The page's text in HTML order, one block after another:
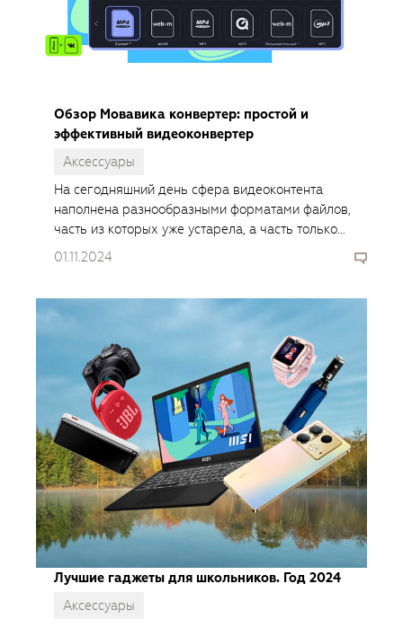
Обзор Мовавика конвертер: простой и
эффективный видеоконвертер
Аксессуары
На сегодняшний день сфера видеоконтента
наполнена разнообразными форматами файлов,
часть из которых уже устарела, а часть только
зарождается и набирает популярность.
01.11.2024
Лучшие гаджеты для школьников. Год 2024
Аксессуары